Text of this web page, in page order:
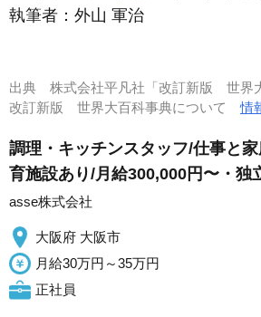
執筆者： 外山 軍治
出典 株式会社平凡社「改訂新版 世界
改訂新版 世界大百科事典について情
調理・キッチンスタッフ/仕事と
育施設あり/月給300,000円〜・独
asse株式会社
大阪府 大阪市
月給30万円～35万円
正社員